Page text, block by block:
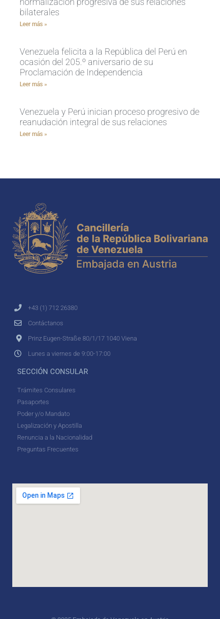
bilaterales
Leer más »
Venezuela felicita a la República del Perú en
ocasión del 205.º aniversario de su
Proclamación de Independencia
Leer más »
Venezuela y Perú inician proceso progresivo de
reanudación integral de sus relaciones
Leer más »
+43 (1) 712 26380
Contáctanos
Prinz Eugen-Straße 80/1/17 1040 Viena
Lunes a viernes de 9:00-17:00
SECCIÓN CONSULAR
Trámites Consulares
Pasaportes
Poder y/o Mandato
Legalización y Apostilla
Renuncia a la Nacionalidad
Preguntas Frecuentes